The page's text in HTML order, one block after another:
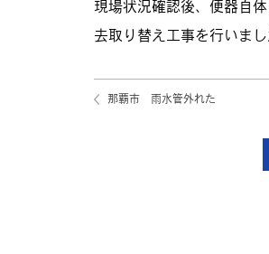
現場状況確認後、便器自
去取り替え工事を行いまし
那覇市 雨水管外れた